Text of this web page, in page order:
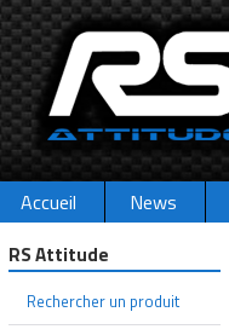
Accueil News
RS Attitude
Rechercher un produit